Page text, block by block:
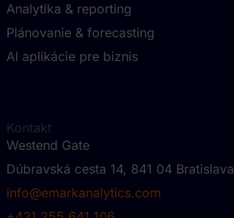
Analytika & reporting
Plánovanie & forecasting
AI aplikácie pre biznis
Kontakt
Westend Gate
Dúbravská cesta 14, 841 04 Bratislava
info@emarkanalytics.com